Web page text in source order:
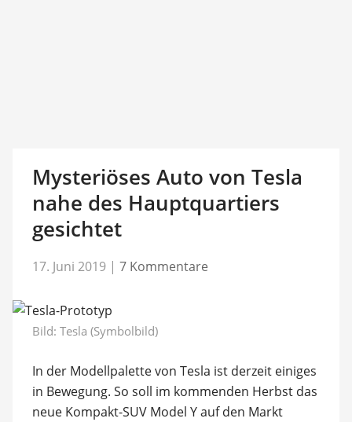
Mysteriöses Auto von Tesla
nahe des Hauptquartiers
gesichtet
17. Juni 2019 | 7 Kommentare
Bild: Tesla (Symbolbild)
In der Modellpalette von Tesla ist derzeit einiges
in Bewegung. So soll im kommenden Herbst das
neue Kompakt-SUV Model Y auf den Markt